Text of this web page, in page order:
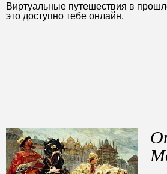
Виртуальные путешествия в
это доступно тебе онлайн.